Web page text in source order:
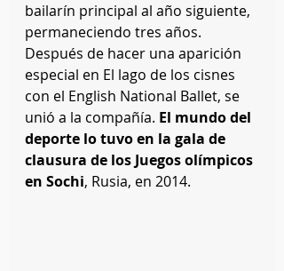
bailarín principal al año siguiente,
permaneciendo tres años.
Después de hacer una aparición
especial en El lago de los cisnes
con el English National Ballet, se
unió a la compañía. El mundo del
deporte lo tuvo en la gala de
clausura de los Juegos olímpicos
en Sochi, Rusia, en 2014.